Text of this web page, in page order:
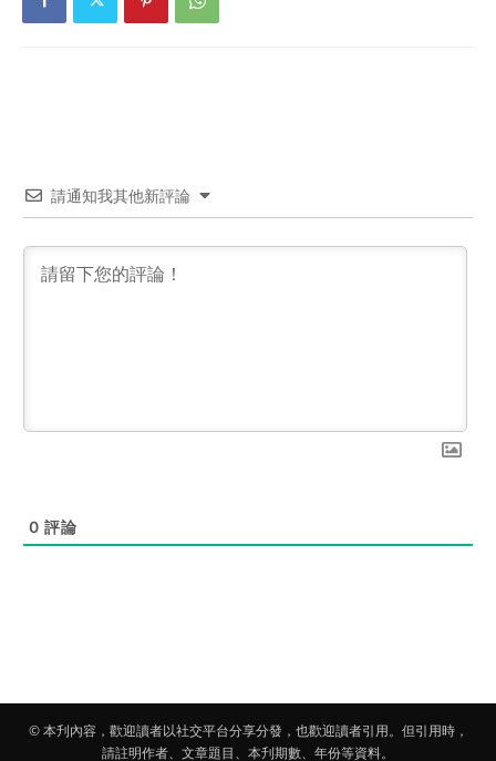
請通知我其他新評論
0 評論
© 本刋內容，歡迎讀者以社交平台分享分發，也歡迎讀者引用。但引用時，
請註明作者、文章題目、本刋期數、年份等資料。